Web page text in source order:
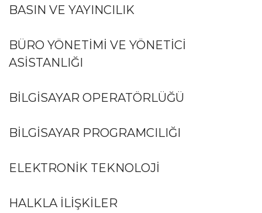
BASIN VE YAYINCILIK
BÜRO YÖNETIMI VE YÖNETICI
ASISTANLIĞI
BILGISAYAR OPERATÖRLÜĞÜ
BILGISAYAR PROGRAMCILIĞI
ELEKTRONIK TEKNOLOJI
HALKLA İLIŞKILER